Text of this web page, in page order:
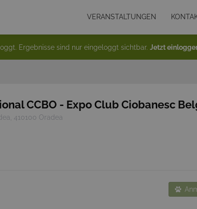
VERANSTALTUNGEN
Ergebnisse sind nur eingeloggt sichtbar. Jetzt
CCBO - Expo Club Ciobanesc
410100 Oradea